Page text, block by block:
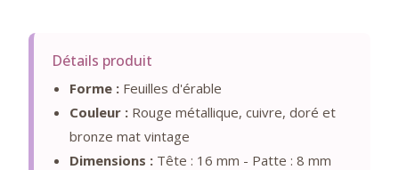
Détails produit
Forme : Feuilles d'érable
Couleur : Rouge métallique, cuivre, doré et
bronze mat vintage
Dimensions : Tête : 16 mm - Patte : 8 mm